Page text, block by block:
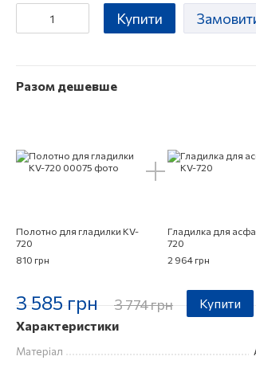
Купити
Разом дешевше
Полотно для гладилки КV-
720
810 грн
Гладилка для
720
2 964 грн
3 585 грн 3 774 грн
Купити
Характеристики
Матеріал